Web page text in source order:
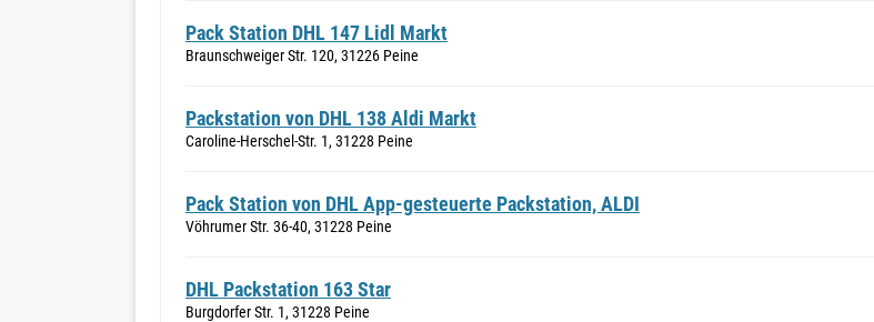
Pack Station DHL 147 Lidl Markt
Braunschweiger Str. 120, 31226 Peine
Packstation von DHL 138 Aldi Markt
Caroline-Herschel-Str. 1, 31228 Peine
Pack Station von DHL App-gesteuerte Packstation, ALDI
Vöhrumer Str. 36-40, 31228 Peine
DHL Packstation 163 Star
Burgdorfer Str. 1, 31228 Peine